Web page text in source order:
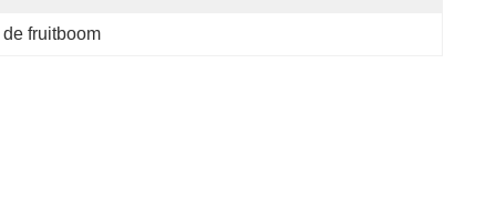
fruitboom